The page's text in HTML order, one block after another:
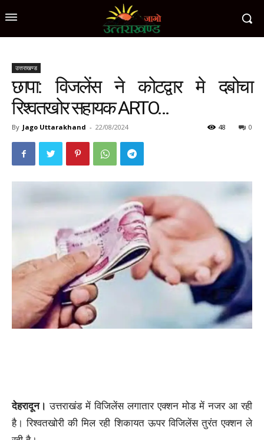
उत्तराखण्ड
छापा: विजलेंस ने कोटद्वार मे दबोचा
रिश्वतखोर सहायक ARTO…
By Jago Uttarakhand - 22/08/2024 0
48
देहरादून। उत्तराखंड में विजिलेंस लगातार एक्शन मोड में नजर आ रही
है। रिश्वतखोरी की मिल रही शिकायत ऊपर विजिलेंस तुरंत एक्शन ले